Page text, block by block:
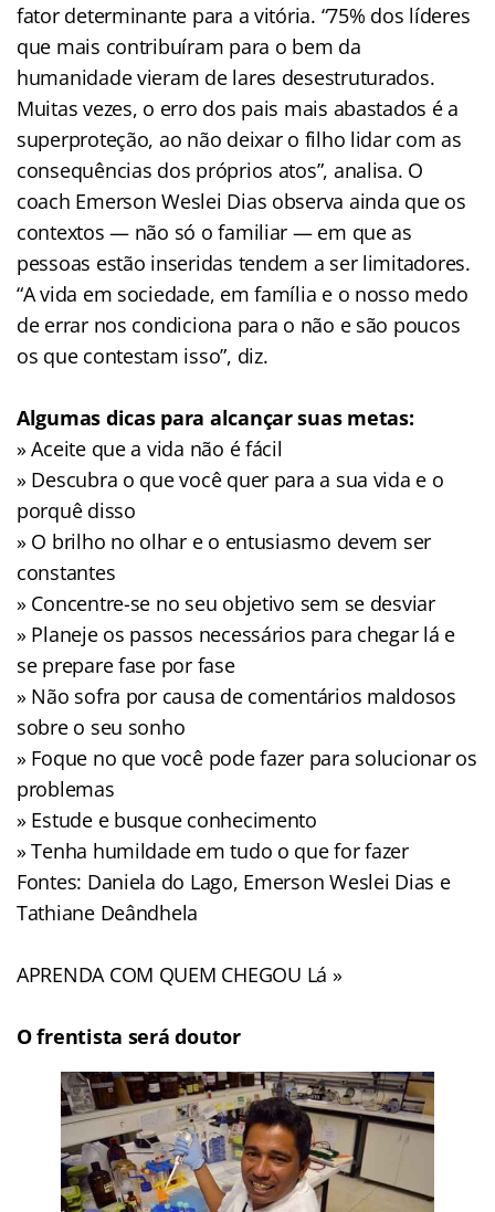
fator determinante para a vitória. “75% dos líderes
que mais contribuíram para o bem da
humanidade vieram de lares desestruturados.
Muitas vezes, o erro dos pais mais abastados é a
superproteção, ao não deixar o filho lidar com as
consequências dos próprios atos”, analisa. O
coach Emerson Weslei Dias observa ainda que os
contextos — não só o familiar — em que as
pessoas estão inseridas tendem a ser limitadores.
“A vida em sociedade, em família e o nosso medo
de errar nos condiciona para o não e são poucos
os que contestam isso”, diz.
Algumas dicas para alcançar suas metas:
» Aceite que a vida não é fácil
» Descubra o que você quer para a sua vida e o
porquê disso
» O brilho no olhar e o entusiasmo devem ser
constantes
» Concentre-se no seu objetivo sem se desviar
» Planeje os passos necessários para chegar lá e
se prepare fase por fase
» Não sofra por causa de comentários maldosos
sobre o seu sonho
» Foque no que você pode fazer para solucionar os
problemas
» Estude e busque conhecimento
» Tenha humildade em tudo o que for fazer
Fontes: Daniela do Lago, Emerson Weslei Dias e
Tathiane Deândhela
APRENDA COM QUEM CHEGOU Lá »
O frentista será doutor